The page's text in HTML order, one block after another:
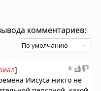
комментариев:
0
]
Иисуса никто не